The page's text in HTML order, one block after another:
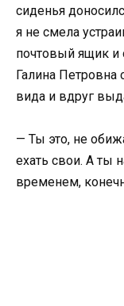
сиденья
я не смела
почтовый ящик и
Галина Петровна
вида и вдруг
— Ты это, не
ехать свои. А ты
временем,